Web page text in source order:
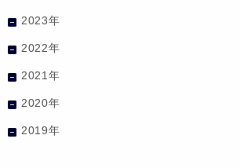
2023年
2022年
2021年
2020年
2019年